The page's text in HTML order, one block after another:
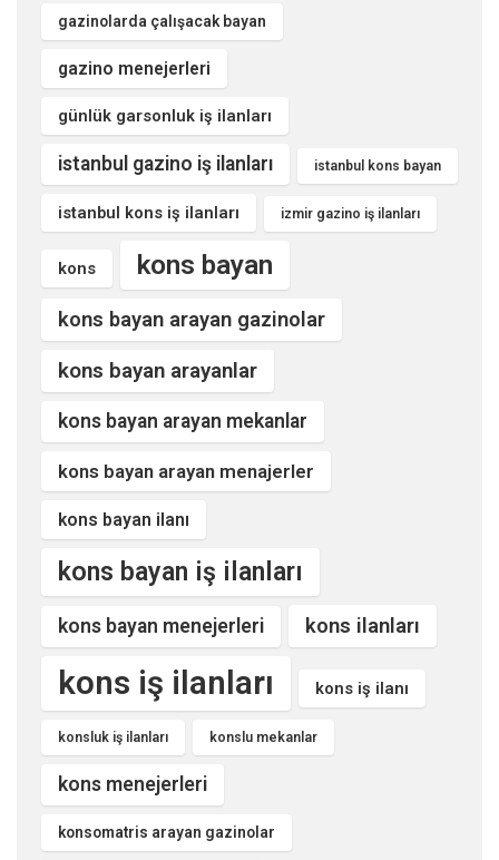
gazinolarda çalışacak bayan
gazino menejerleri
günlük garsonluk iş ilanları
istanbul gazino iş ilanları istanbul kons bayan
istanbul kons iş ilanları izmir gazino iş ilanları
kons kons bayan
kons bayan arayan gazinolar
kons bayan arayanlar
kons bayan arayan mekanlar
kons bayan arayan menajerler
kons bayan ilanı
kons bayan iş ilanları
kons bayan menejerleri kons ilanları
kons iş ilanları kons iş ilanı
konsluk iş ilanları konslu mekanlar
kons menejerleri
konsomatris arayan gazinolar